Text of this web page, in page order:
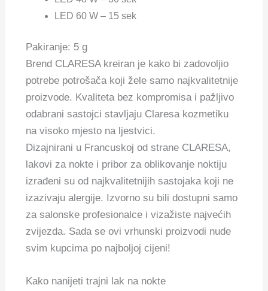
LED 60 W – 15 sek
Pakiranje: 5 g
Brend CLARESA kreiran je kako bi zadovoljio
potrebe potrošača koji žele samo najkvalitetnije
proizvode. Kvaliteta bez kompromisa i pažljivo
odabrani sastojci stavljaju Claresa kozmetiku
na visoko mjesto na ljestvici.
Dizajnirani u Francuskoj od strane CLARESA,
lakovi za nokte i pribor za oblikovanje noktiju
izrađeni su od najkvalitetnijih sastojaka koji ne
izazivaju alergije. Izvorno su bili dostupni samo
za salonske profesionalce i vizažiste najvećih
zvijezda. Sada se ovi vrhunski proizvodi nude
svim kupcima po najboljoj cijeni!
Kako nanijeti trajni lak na nokte